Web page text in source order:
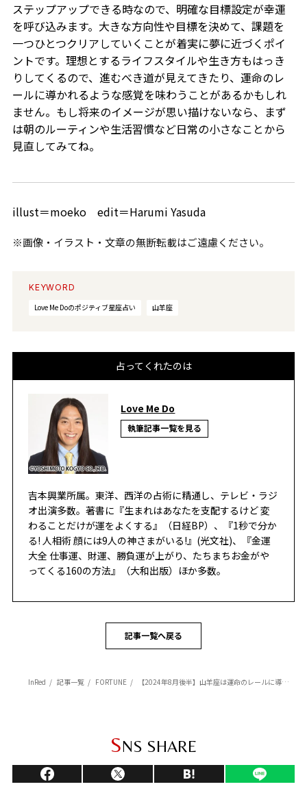
ステップアップできる時なので、明確な目標設定が幸運
を呼び込みます。大きな方向性や目標を決めて、課題を
一つひとつクリアしていくことが着実に夢に近づくポイ
ントです。理想とするライフスタイルや生き方もはっき
りしてくるので、進むべき道が見えてきたり、運命のレ
ールに導かれるような感覚を味わうことがあるかもしれ
ません。もし将来のイメージが思い描けないなら、まず
は朝のルーティンや生活習慣など日常の小さなことから
見直してみてね。
illust＝moeko edit＝Harumi Yasuda
※画像・イラスト・文章の無断転載はご遠慮ください。
KEYWORD
Love Me Doのポジティブ星座占い
山羊座
占ってくれたのは
Love Me Do
執筆記事一覧を見る
吉本興業所属。東洋、西洋の占術に精通し、テレビ・ラジ
オ出演多数。著書に『生まれはあなたを支配するけど 変
わることだけが運をよくする』（日経BP）、『1秒で分か
る! 人相術 顔には9人の神さまがいる!』(光文社)、『金運
大全 仕事運、財運、勝負運が上がり、たちまちお金がや
ってくる160の方法』（大和出版）ほか多数。
記事一覧へ戻る
InRed 記事一覧 FORTUNE 【2024年8月後半】山羊座は運命のレールに導かれるような感覚を味わう【Love Me Doのポジティブ星占い】
SNS SHARE